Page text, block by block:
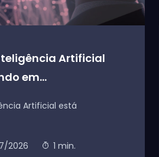
Artificial
em...
Artificial está
2026 1 min.